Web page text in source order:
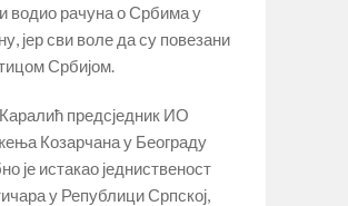
водио рачуна о Србима у
јер сви воле да су повезани
Србијом.
предсједник ИО
Козарчана у Београду
је истакао једниственост
у Републици Српској,